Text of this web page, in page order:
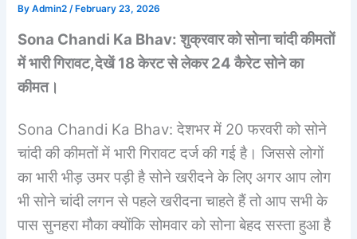
ByAdmin2/ February 23, 2026
Sona Chandi Ka Bhav: शुक्रवार को सोना चांदी कीमतों
में भारी गिरावट,देखें 18 केरट से लेकर 24 कैरेट सोने का
कीमत।
Sona Chandi Ka Bhav: देशभर में 20 फरवरी को सोने
चांदी की कीमतों में भारी गिरावट दर्ज की गई है। जिससे लोगों
का भारी भीड़ उमर पड़ी है सोने खरीदने के लिए अगर आप लोग
भी सोने चांदी लगन से पहले खरीदना चाहते हैं तो आप सभी के
पास सुनहरा मौका क्योंकि सोमवार को सोना बेहद सस्ता हुआ है